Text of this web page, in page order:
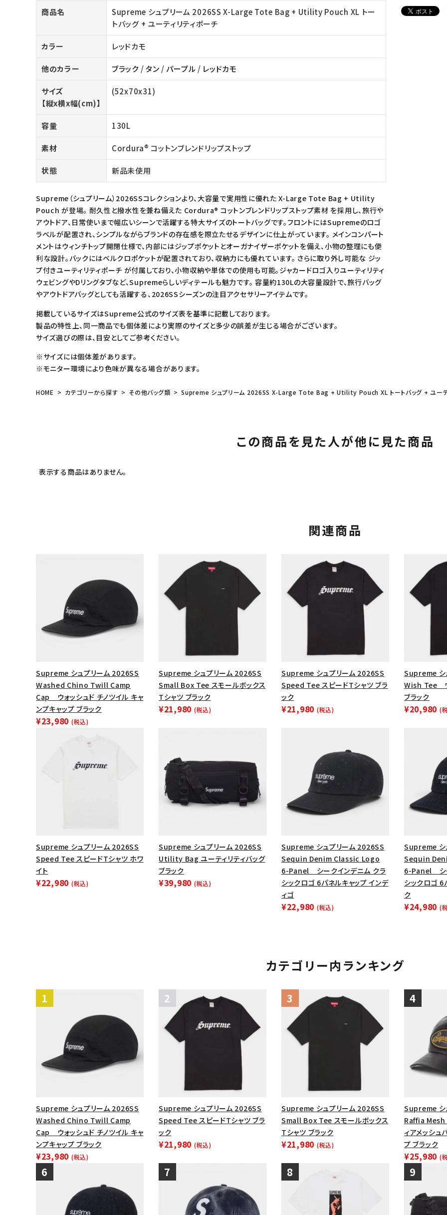
ショ
ボックスロゴ
ブラックスウェット
在庫のない商品を表示する
CONTENTS
ACCOUNT MENU
ログイン person 会員登録
Follow us
商品名
Supreme シュプリーム 2026SS X-Large Tote Bag + Utility Pouch XL トー
トバッグ + ユーティリティポーチ
カラー レッドカモ
他のカラー ブラック /タン / パープル / レッドカモ
サイズ
【縦x横x幅(cm)】
(52x70x31)
容量 130L
素材 Cordura® コットンブレンドリップストップ
状態 新品未使用
Supreme（シュプリーム）2026SSコレクションより、大容量で実用性に優れた X-Large Tote Bag + Utility
Pouch が登場。 耐久性と撥水性を兼ね備えた Cordura® コットンブレンドリップストップ素材 を採用し、旅行や
アウトドア、日常使いまで幅広いシーンで活躍する特大サイズのトートバッグです。フロントにはSupremeのロゴ
ラベルが配置され、シンプルながらブランドの存在感を際立たせるデザインに仕上がっています。 メインコンパート
メントはウィンチトップ開閉仕様で、内部にはジップポケットとオーガナイザーポケットを備え、小物の整理にも便
利な設計。バックにはベルクロポケットが配置されており、収納力にも優れています。 さらに取り外し可能な ジッ
プ付きユーティリティポーチ が付属しており、小物収納や単体での使用も可能。ジャカードロゴ入りユーティリティ
ウェビングやDリングタブなど、Supremeらしいディテールも魅力です。 容量約130Lの大容量設計で、旅行バッグ
やアウトドアバッグとしても活躍する、2026SSシーズンの注目アクセサリーアイテムです。
掲載しているサイズはSupreme公式のサイズ表を基準に記載しております。
製品の特性上、同一商品でも個体差により実際のサイズと多少の誤差が生じる場合がございます。
サイズ選びの際は、目安としてご参考ください。
※サイズには個体差があります。
※モニター環境により色味が異なる場合があります。
HOME カテゴリーから探す その他バッグ類 Supreme シュプリーム 2026SS X-Large Tote Bag + Utility Pouch XL トートバッグ + ユーテ
この商品を見た人が他に見た商品
表示する商品はありません。
関連商品
Supreme シュプリーム 2026SS
Washed Chino Twill Camp
Cap ウォッシュド チノツイル キャ
ンプキャップ ブラック
¥23,980 (税込)
Supreme シュプリーム 2026SS
Small Box Tee スモールボックス
Tシャツ ブラック
¥21,980 (税込)
Supreme シュプリーム 2026SS
Speed Tee スピードTシャツ ブラ
ック
¥21,980 (税込)
Supreme シ
Wish Tee
ブラック
¥20,980 (
Supreme シュプリーム 2026SS
Speed Tee スピードTシャツ ホワ
イト
¥22,980 (税込)
Supreme シュプリーム 2026SS
Utility Bag ユーティリティバッグ
ブラック
¥39,980 (税込)
Supreme シュプリーム 2026SS
Sequin Denim Classic Logo
6-Panel シークインデニム クラ
シックロゴ 6パネルキャップ インデ
ィゴ
¥22,980 (税込)
Supreme シ
Sequin
6-Panel シ
シックロゴ 6
ク
¥24,980 (
カテゴリー内ランキング
Supreme シュプリーム 2026SS
Washed Chino Twill Camp
Cap ウォッシュド チノツイル キャ
ンプキャップ ブラック
¥23,980 (税込)
Supreme シュプリーム 2026SS
Speed Tee スピードTシャツ ブラ
ック
¥21,980 (税込)
Supreme シュプリーム 2026SS
Small Box Tee スモールボックス
Tシャツ ブラック
¥21,980 (税込)
Supreme シ
Raffia
ィアメッシュ
プ ブラック
¥25,980 (